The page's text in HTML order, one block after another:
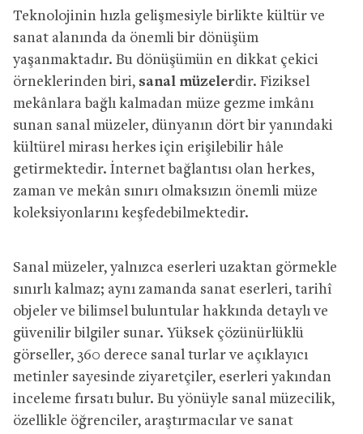
Teknolojinin hızla gelişmesiyle birlikte kültür ve
sanat alanında da önemli bir dönüşüm
yaşanmaktadır. Bu dönüşümün en dikkat çekici
örneklerinden biri, sanal müzelerdir. Fiziksel
mekânlara bağlı kalmadan müze gezme imkânı
sunan sanal müzeler, dünyanın dört bir yanındaki
kültürel mirası herkes için erişilebilir hâle
getirmektedir. İnternet bağlantısı olan herkes,
zaman ve mekân sınırı olmaksızın önemli müze
koleksiyonlarını keşfedebilmektedir.
Sanal müzeler, yalnızca eserleri uzaktan görmekle
sınırlı kalmaz; aynı zamanda sanat eserleri, tarihî
objeler ve bilimsel buluntular hakkında detaylı ve
güvenilir bilgiler sunar. Yüksek çözünürlüklü
görseller, 360 derece sanal turlar ve açıklayıcı
metinler sayesinde ziyaretçiler, eserleri yakından
inceleme fırsatı bulur. Bu yönüyle sanal müzecilik,
özellikle öğrenciler, araştırmacılar ve sanat